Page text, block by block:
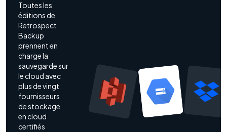
Toutes les
éditions de
Retrospect
Backup
prennent en
charge la
sauvegarde sur
le cloud avec
plus de vingt
fournisseurs
de stockage
en cloud
certifiés